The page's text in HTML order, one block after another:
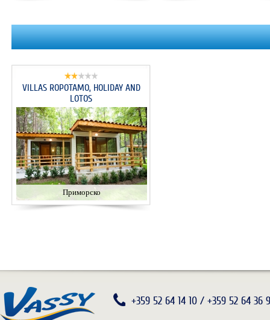
VILLAS ROPOTAMO, HOLIDAY AND
LOTOS
Приморско
+359 52 64 14 10 / +359 52 64 36